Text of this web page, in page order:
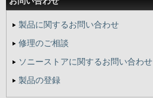
製品に関するお問い合わせ
修理のご相談
ソニーストアに関するお問い合わせ
製品の登録